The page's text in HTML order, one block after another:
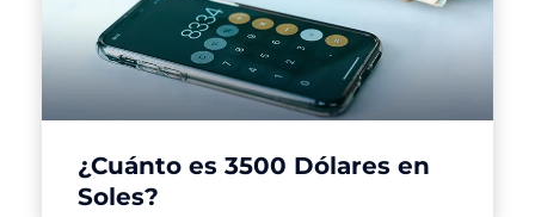
¿Cuánto es 3500 Dólares en
Soles?